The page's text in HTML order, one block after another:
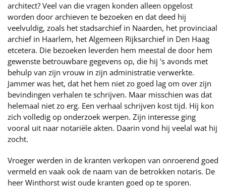
architect? Veel van die vragen konden alleen opgelost
worden door archieven te bezoeken en dat deed hij
veelvuldig, zoals het stadsarchief in Naarden, het provinciaal
archief in Haarlem, het Algemeen Rijksarchief in Den Haag
etcetera. Die bezoeken leverden hem meestal de door hem
gewenste betrouwbare gegevens op, die hij 's avonds met
behulp van zijn vrouw in zijn administratie verwerkte.
Jammer was het, dat het hem niet zo goed lag om over zijn
bevindingen verhalen te schrijven. Maar misschien was dat
helemaal niet zo erg. Een verhaal schrijven kost tijd. Hij kon
zich volledig op onderzoek werpen. Zijn interesse ging
vooral uit naar notariële akten. Daarin vond hij veelal wat hij
zocht.
Vroeger werden in de kranten verkopen van onroerend goed
vermeld en vaak ook de naam van de betrokken notaris. De
heer Winthorst wist oude kranten goed op te sporen.